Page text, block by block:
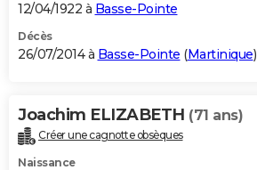
12/04/1922 à Basse-Pointe
Décès
26/07/2014 à Basse-Pointe (Martinique)
Joachim ELIZABETH (71 ans)
Créer une cagnotte obsèques
Naissance